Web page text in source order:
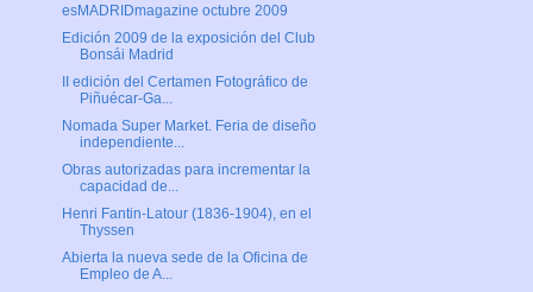
esMADRIDmagazine octubre 2009
Edición 2009 de la exposición del Club
Bonsái Madrid
II edición del Certamen Fotográfico de
Piñuécar-Ga...
Nomada Super Market. Feria de diseño
independiente...
Obras autorizadas para incrementar la
capacidad de...
Henri Fantin-Latour (1836-1904), en el
Thyssen
Abierta la nueva sede de la Oficina de
Empleo de A...